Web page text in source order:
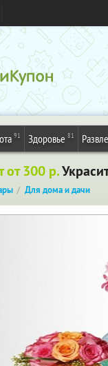
91 Здоровье 81
от 300 р.
Для дома и дачи